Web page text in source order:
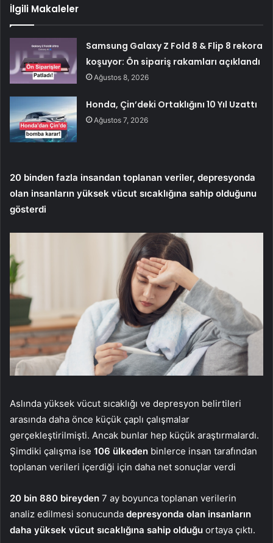
İlgili Makaleler
Samsung Galaxy Z Fold 8 & Flip 8 rekora
koşuyor: Ön sipariş rakamları açıklandı
Ağustos 8, 2026
Honda, Çin’deki Ortaklığını 10 Yıl Uzattı
Ağustos 7, 2026
20 binden fazla insandan toplanan veriler, depresyonda
olan insanların yüksek vücut sıcaklığına sahip olduğunu
gösterdi
Aslında yüksek vücut sıcaklığı ve depresyon belirtileri
arasında daha önce küçük çaplı çalışmalar
gerçekleştirilmişti. Ancak bunlar hep küçük araştırmalardı.
Şimdiki çalışma ise 106 ülkeden binlerce insan tarafından
toplanan verileri içerdiği için daha net sonuçlar verdi
20 bin 880 bireyden 7 ay boyunca toplanan verilerin
analiz edilmesi sonucunda depresyonda olan insanların
daha yüksek vücut sıcaklığına sahip olduğu ortaya çıktı.